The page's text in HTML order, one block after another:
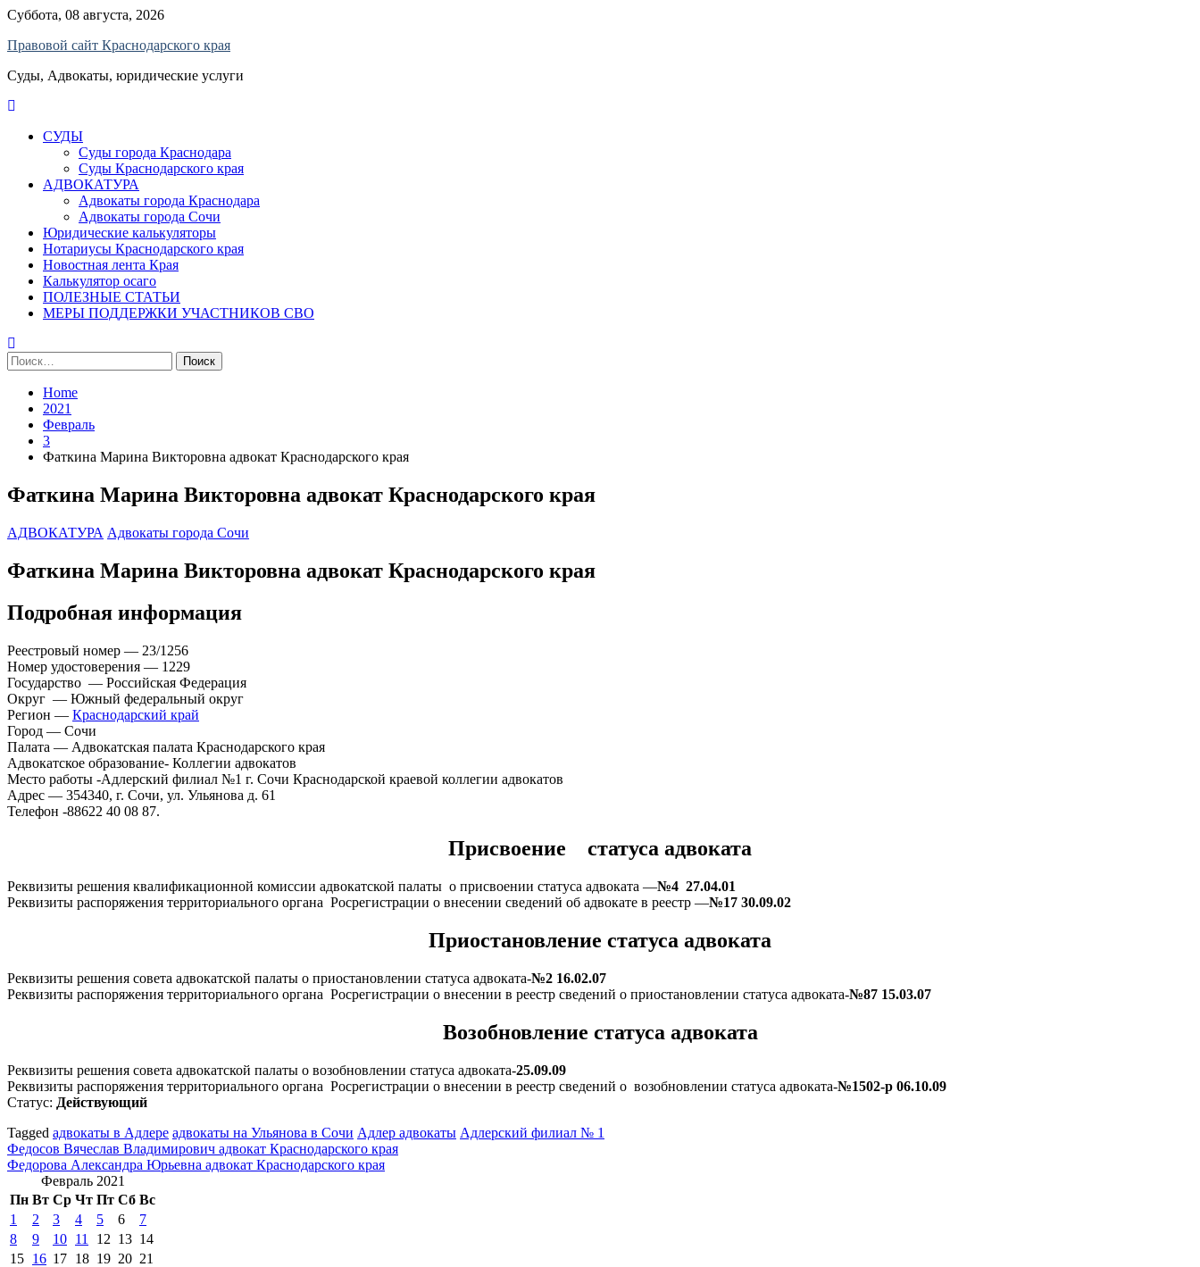
Skip
content
Суббота, 08 августа, 2026
Правовой сайт Краснодарского края
Суды, Адвокаты, юридические услуги
СУДЫ
Суды города Краснодара
Суды Краснодарского края
АДВОКАТУРА
Адвокаты города Краснодара
Адвокаты города Сочи
Юридические калькуляторы
Нотариусы Краснодарского края
Новостная лента Края
Калькулятор осаго
ПОЛЕЗНЫЕ СТАТЬИ
МЕРЫ ПОДДЕРЖКИ УЧАСТНИКОВ СВО
Найти:
Home
2021
Февраль
3
Фаткина Марина Викторовна адвокат Краснодарского края
Фаткина Марина Викторовна адвокат Краснодарского края
АДВОКАТУРА Адвокаты города Сочи
Фаткина Марина Викторовна адвокат Краснодарского края
Подробная информация
Реестровый номер — 23/1256
Номер удостоверения — 1229
Государство — Российская Федерация
Округ — Южный федеральный округ
Регион — Краснодарский край
Город — Сочи
Палата — Адвокатская палата Краснодарского края
Адвокатское образование- Коллегии адвокатов
Место работы -Адлерский филиал №1 г. Сочи Краснодарской краевой коллегии адвокатов
Адрес — 354340, г. Сочи, ул. Ульянова д. 61
Телефон -88622 40 08 87.
Присвоение статуса адвоката
Реквизиты решения квалификационной комиссии адвокатской палаты о присвоении статуса адвоката —№4 27.04.01
Реквизиты распоряжения территориального органа Росрегистрации о внесении сведений об адвокате в реестр —№17 30.09.02
Приостановление статуса адвоката
Реквизиты решения совета адвокатской палаты о приостановлении статуса адвоката-№2 16.02.07
Реквизиты распоряжения территориального органа Росрегистрации о внесении в реестр сведений о приостановлении статуса адвоката-№87 15.03.07
Возобновление статуса адвоката
Реквизиты решения совета адвокатской палаты о возобновлении статуса адвоката-25.09.09
Реквизиты распоряжения территориального органа Росрегистрации о внесении в реестр сведений о возобновлении статуса адвоката-№1502-р 06.10.09
Статус: Действующий
Tagged адвокаты в Адлере адвокаты на Ульянова в Сочи Адлер адвокаты Адлерский филиал № 1
Навигация
по
записям
Федосов Вячеслав Владимирович адвокат Краснодарского края
Федорова Александра Юрьевна адвокат Краснодарского края
Февраль 2021
Пн Вт Ср Чт Пт Сб Вс
1
2 3 4 5 6
7
8
9 10 11 12 13 14
15 16 17 18 19 20 21